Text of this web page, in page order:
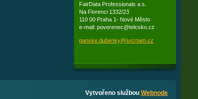
FairData Professionals a.s.
Na Florenci 1332/23
110 00 Praha 1- Nové Město
e-mail: poverenec@telcsko.cz
panske.dubenky@seznam.cz
Vytvořeno službou Webnode